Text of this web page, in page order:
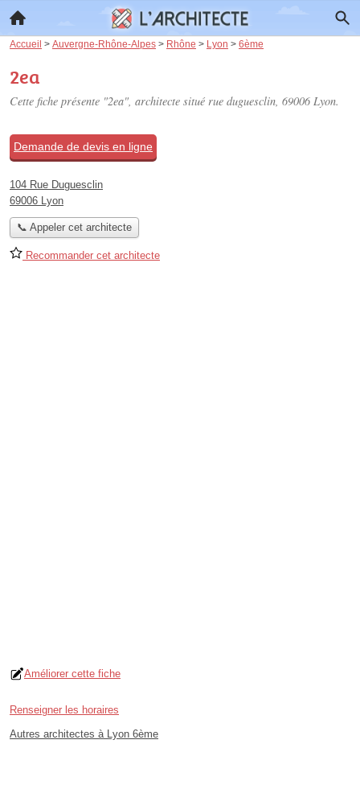
Accueil > Auvergne-Rhône-Alpes > Rhône > Lyon > 6ème
2ea
Cette fiche présente "2ea", architecte situé rue duguesclin, 69006 Lyon.
Demande de devis en ligne
104 Rue Duguesclin
69006 Lyon
📞 Appeler cet architecte
Recommander cet architecte
Améliorer cette fiche
Renseigner les horaires
Autres architectes à Lyon 6ème